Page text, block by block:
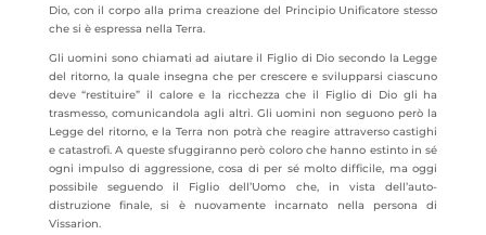
Dio, con il corpo alla prima creazione del Principio Unificatore stesso
che si è espressa nella Terra.
Gli uomini sono chiamati ad aiutare il Figlio di Dio secondo la Legge
del ritorno, la quale insegna che per crescere e svilupparsi ciascuno
deve “restituire” il calore e la ricchezza che il Figlio di Dio gli ha
trasmesso, comunicandola agli altri. Gli uomini non seguono però la
Legge del ritorno, e la Terra non potrà che reagire attraverso castighi
e catastrofi. A queste sfuggiranno però coloro che hanno estinto in sé
ogni impulso di aggressione, cosa di per sé molto difficile, ma oggi
possibile seguendo il Figlio dell’Uomo che, in vista dell’auto-
distruzione finale, si è nuovamente incarnato nella persona di
Vissarion.